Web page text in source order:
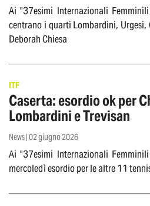
Ai "37esimi Internazionali
centrano i quarti Lombardini, Urgesi,
Deborah Chiesa
ITF
Caserta: esordio ok per Cherubini, Urgesi,
Lombardini e Trevisan
News | 02 giugno 2026
Ai "37esimi Internazionali
mercoledì esordio per le altre 11